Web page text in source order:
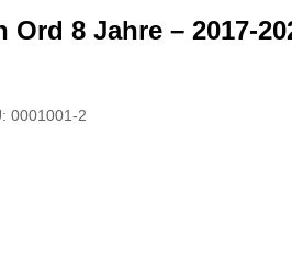
Ord 8 Jahre – 2017-
0001001-2